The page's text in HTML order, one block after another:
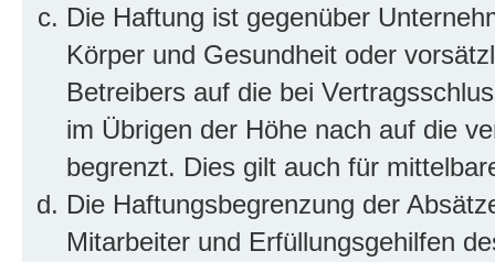
Die Haftung ist gegenüber
Körper und Gesundheit oder
Betreibers auf die bei
im Übrigen der Höhe nach auf die
begrenzt. Dies gilt auch für
Die Haftungsbegrenzung der
Mitarbeiter und Erfüllungsgehilfen